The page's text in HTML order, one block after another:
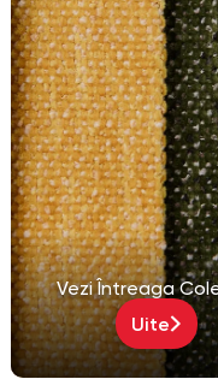
Vezi Întreaga
Uite